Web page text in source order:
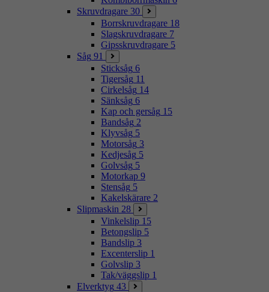
Skruvdragare 30
Borrskruvdragare 18
Slagskruvdragare 7
Gipsskruvdragare 5
Såg 91
Sticksåg 6
Tigersåg 11
Cirkelsåg 14
Sänksåg 6
Kap och gersåg 15
Bandsåg 2
Klyvsåg 5
Motorsåg 3
Kedjesåg 5
Golvsåg 5
Motorkap 9
Stensåg 5
Kakelskärare 2
Slipmaskin 28
Vinkelslip 15
Betongslip 5
Bandslip 3
Excenterslip 1
Golvslip 3
Tak/väggslip 1
Elverktyg 43